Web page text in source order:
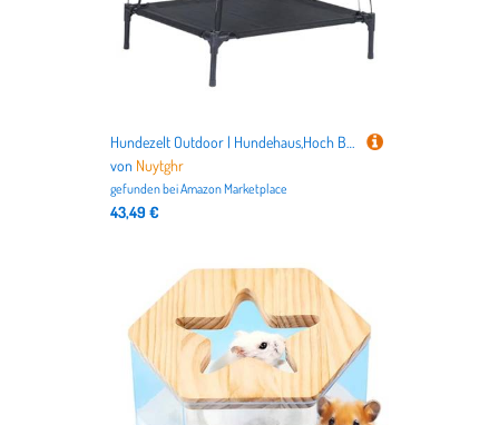
Hundezelt Outdoor | Hundehaus,Hoch Belastbar Klappbarer Sonnenschutz Sicher Gemütlich Atmungsaktiv Für Auto Zuhause Garten Indoor Outdoor Reisen Terrasse
von Nuytghr
gefunden beiAmazon Marketplace
43,49 €